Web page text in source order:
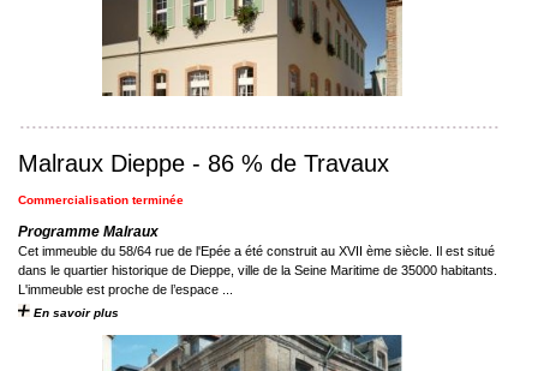
Malraux Dieppe - 86 % de Travaux
Commercialisation terminée
Programme Malraux
Cet immeuble du 58/64 rue de l'Epée a été construit au XVII ème siècle. Il est situé
dans le quartier historique de Dieppe, ville de la Seine Maritime de 35000 habitants.
L'immeuble est proche de l’espace ...
En savoir plus